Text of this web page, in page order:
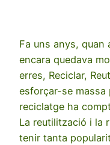
Fa uns anys, quan
encara quedava
erres, Reciclar,
esforçar-se massa
reciclatge ha
La reutilització i la
tenir tanta